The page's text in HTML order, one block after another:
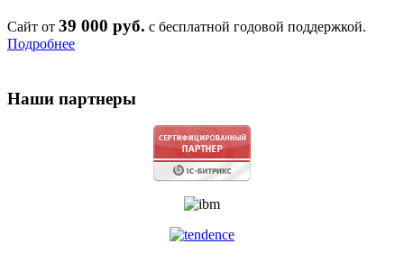
Сайт от 39 000 руб. с бесплатной годовой поддержкой.
Подробнее
Наши партнеры